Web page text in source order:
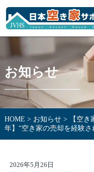
お知らせ
HOME > お知らせ>
【空
年】“空き家の売却を経験
2026年5月26日